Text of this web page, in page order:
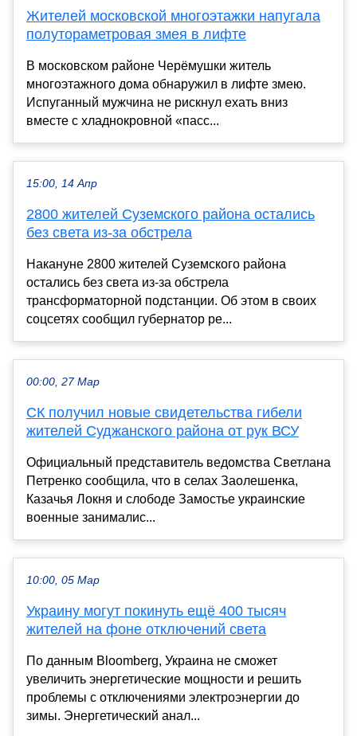
Жителей московской многоэтажки напугала
полутораметровая змея в лифте
В московском районе Черёмушки житель
многоэтажного дома обнаружил в лифте змею.
Испуганный мужчина не рискнул ехать вниз
вместе с хладнокровной «пасс...
15:00, 14 Апр
2800 жителей Суземского района остались
без света из-за обстрела
Накануне 2800 жителей Суземского района
остались без света из-за обстрела
трансформаторной подстанции. Об этом в своих
соцсетях сообщил губернатор ре...
00:00, 27 Мар
СК получил новые свидетельства гибели
жителей Суджанского района от рук ВСУ
Официальный представитель ведомства Светлана
Петренко сообщила, что в селах Заолешенка,
Казачья Локня и слободе Замостье украинские
военные занималис...
10:00, 05 Мар
Украину могут покинуть ещё 400 тысяч
жителей на фоне отключений света
По данным Bloomberg, Украина не сможет
увеличить энергетические мощности и решить
проблемы с отключениями электроэнергии до
зимы. Энергетический анал...